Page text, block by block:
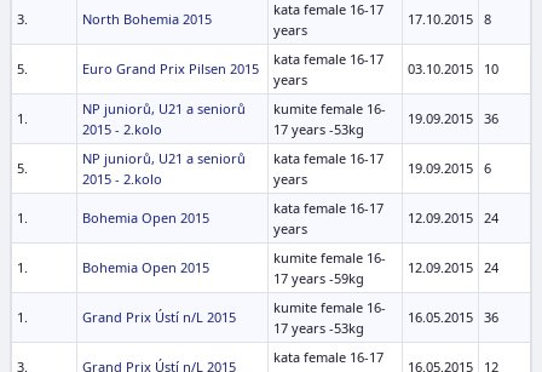
3. North Bohemia 2015
kata female 16-17
years
17.10.2015 8
5. Euro Grand Prix Pilsen 2015
kata female 16-17
years
03.10.2015 10
1.
NP juniorů, U21 a seniorů
2015 - 2.kolo
kumite female 16-
17 years -53kg
19.09.2015 36
5.
NP juniorů, U21 a seniorů
2015 - 2.kolo
kata female 16-17
years
19.09.2015 6
1. Bohemia Open 2015
kata female 16-17
years
12.09.2015 24
1. Bohemia Open 2015
kumite female 16-
17 years -59kg
12.09.2015 24
1. Grand Prix Ústí n/L 2015
kumite female 16-
17 years -53kg
16.05.2015 36
3. Grand Prix Ústí n/L 2015
kata female 16-17
16.05.2015 12